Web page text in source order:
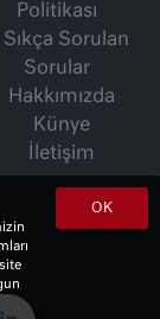
Politikası
Sıkça Sorulan
Sorular
Hakkımızda
Künye
İletişim
OK